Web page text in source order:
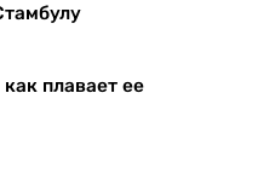
плавает ее